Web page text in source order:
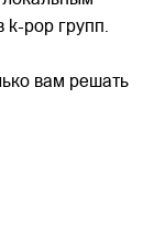
k-pop групп.
вам решать